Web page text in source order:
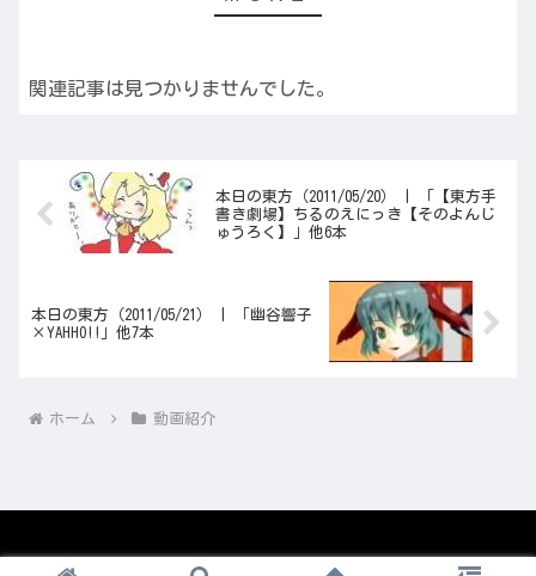
関連記事は見つかりませんでした。
本日の東方（2011/05/20） | 「【東方手
書き劇場】ちるのえにっき【そのよんじ
ゅうろく】」他6本
本日の東方（2011/05/21） | 「幽谷響子
×YAHHO!!」他7本
ホーム 動画紹介